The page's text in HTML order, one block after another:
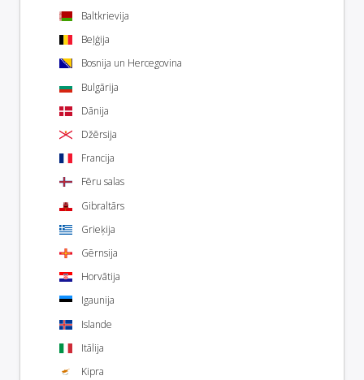
Baltkrievija
Beļģija
Bosnija un Hercegovina
Bulgārija
Dānija
Džērsija
Francija
Fēru salas
Gibraltārs
Grieķija
Gērnsija
Horvātija
Igaunija
Islande
Itālija
Kipra